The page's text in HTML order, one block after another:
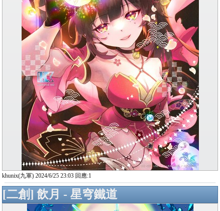
khunix(九軍) 2024/6/25 23:03 回應:1
[二創] 飲月 - 星穹鐵道